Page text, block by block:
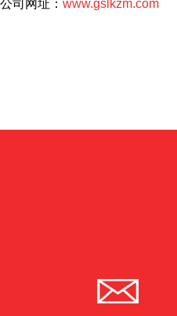
公司网址： www.gslkzm.com